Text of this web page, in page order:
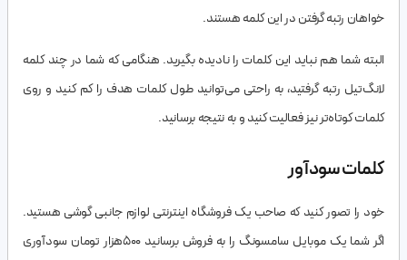
خواهان رتبه گرفتن در این کلمه هستند.
البته شما هم نباید این کلمات را نادیده بگیرید. هنگامی که شما در چند کلمه
لانگ‌تیل رتبه گرفتید، به راحتی می‌توانید طول کلمات هدف را کم کنید و روی
کلمات کوتاه‌تر نیز فعالیت کنید و به نتیجه برسانید.
کلمات سودآور
خود را تصور کنید که صاحب یک فروشگاه اینترنتی لوازم جانبی گوشی هستید.
اگر شما یک موبایل سامسونگ را به فروش برسانید 500هزار تومان سودآوری